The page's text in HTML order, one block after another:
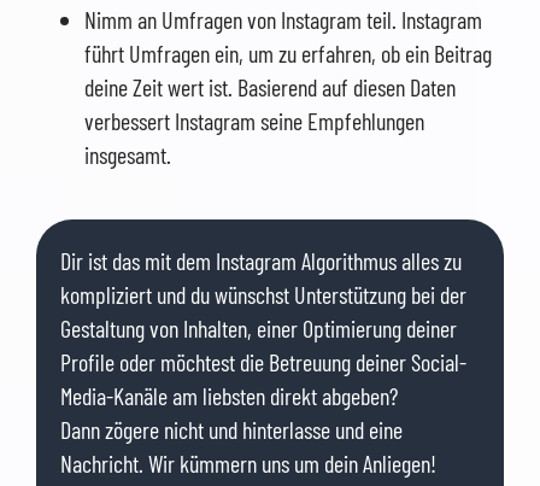
Nimm an Umfragen von Instagram teil. Instagram
führt Umfragen ein, um zu erfahren, ob ein Beitrag
deine Zeit wert ist. Basierend auf diesen Daten
verbessert Instagram seine Empfehlungen
insgesamt.
Dir ist das mit dem Instagram Algorithmus alles zu
kompliziert und du wünschst Unterstützung bei der
Gestaltung von Inhalten, einer Optimierung deiner
Profile oder möchtest die Betreuung deiner Social-
Media-Kanäle am liebsten direkt abgeben?
Dann zögere nicht und hinterlasse und eine
Nachricht. Wir kümmern uns um dein Anliegen!